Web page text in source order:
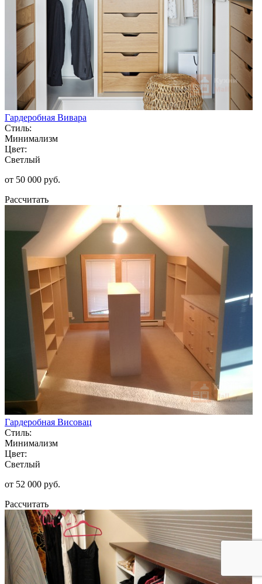
Гардеробная Вивара
Стиль:
Минимализм
Цвет:
Светлый
от 50 000 руб.
Рассчитать
Гардеробная Висовац
Стиль:
Минимализм
Цвет:
Светлый
от 52 000 руб.
Рассчитать